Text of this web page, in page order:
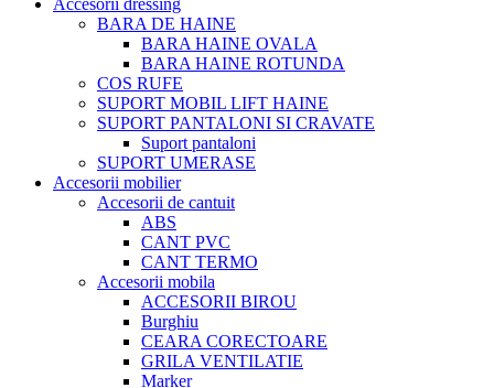
BARA DE HAINE
BARA HAINE OVALA
BARA HAINE ROTUNDA
COS RUFE
SUPORT MOBIL LIFT HAINE
SUPORT PANTALONI SI CRAVATE
Suport pantaloni
SUPORT UMERASE
Accesorii mobilier
Accesorii de cantuit
ABS
CANT PVC
CANT TERMO
Accesorii mobila
ACCESORII BIROU
Burghiu
CEARA CORECTOARE
GRILA VENTILATIE
Marker